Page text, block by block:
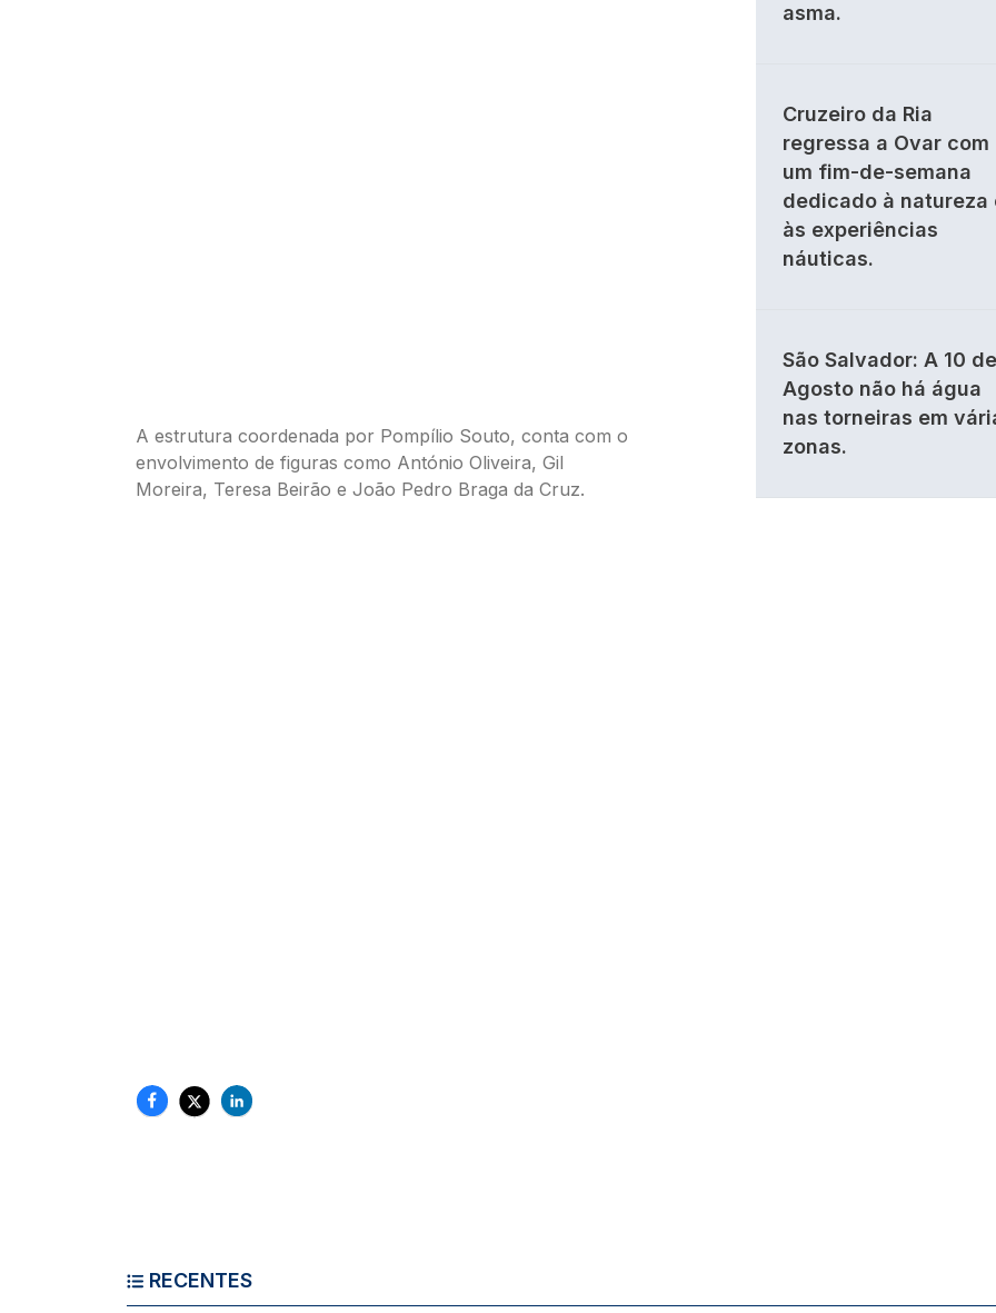
A estrutura coordenada por Pompílio Souto, conta com o
envolvimento de figuras como António Oliveira, Gil
Moreira, Teresa Beirão e João Pedro Braga da Cruz.
asma.
Cruzeiro da Ria
regressa a Ovar com
um fim-de-semana
dedicado à natureza
às experiências
náuticas.
São Salvador: A 10 de
Agosto não há água
nas torneiras em
zonas.
RECENTES